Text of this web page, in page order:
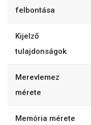
felbontása
Kijelző
tulajdonságok
Merevlemez
mérete
Memória mérete